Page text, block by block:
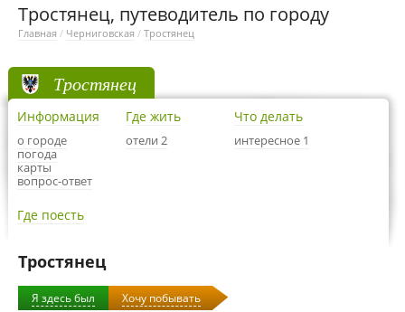
Тростянец, путеводитель по городу
Главная / Черниговская / Тростянец
Тростянец
Информация
о городе
погода
карты
вопрос-ответ
Где жить
отели 2
Что делать
интересное 1
Где поесть
Тростянец
Я здесь был Хочу побывать